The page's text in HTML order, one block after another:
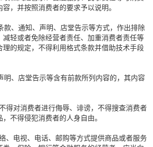
，并按照消费者的要求予以说明。
、通知、声明、店堂告示等方式，作出排除
减轻或者免除经营者责任、加重消费者责任等
理的规定，不得利用格式条款并借助技术手段
、店堂告示等含有前款所列内容的，其内容
得对消费者进行侮辱、诽谤，不得搜查消费者
不得侵犯消费者的人身自由。
、电视、电话、邮购等方式提供商品或者服务